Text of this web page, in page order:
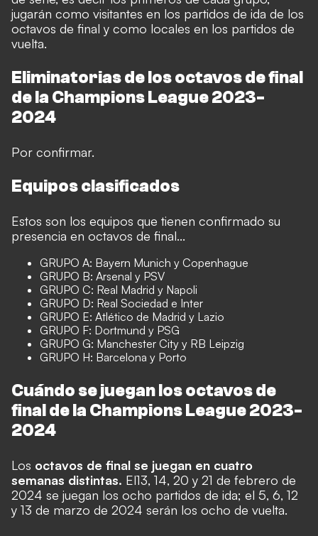
jugarán como visitantes en los partidos de ida de los
octavos de final y como locales en los partidos de
vuelta.
Eliminatorias de los octavos de final
de la Champions League 2023-
2024
Por confirmar.
Equipos clasificados
Estos son los equipos que tienen confirmado su
presencia en octavos de final...
GRUPO A: Bayern Munich y Copenhague
GRUPO B: Arsenal y PSV
GRUPO C: Real Madrid y Napoli
GRUPO D: Real Sociedad e Inter
GRUPO E: Atlético de Madrid y Lazio
GRUPO F: Dortmund y PSG
GRUPO G: Manchester City y RB Leipzig
GRUPO H: Barcelona y Porto
Cuándo se juegan los octavos de
final de la Champions League 2023-
2024
Los octavos de final se juegan en cuatro
semanas distintas. El13, 14, 20 y 21 de febrero de
2024 se juegan los ocho partidos de ida; el 5, 6, 12
y 13 de marzo de 2024 serán los ocho de vuelta.